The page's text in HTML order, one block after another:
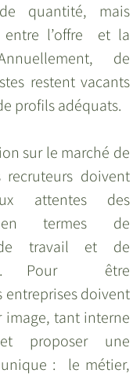
quantité, mais
entre l’offre  et la
de
restent vacants
profils adéquats.
sur le marché de
recruteurs doivent
attentes des
en termes de
travail et de
Pour  être
entreprises doivent
image, tant interne
et proposer une
:  le métier,